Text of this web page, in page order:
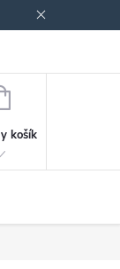
NÁKUPNÝ
košík